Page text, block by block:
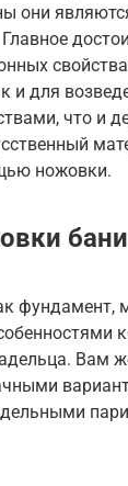
они
и для
что и
ножовки.
фундамент,
Вам